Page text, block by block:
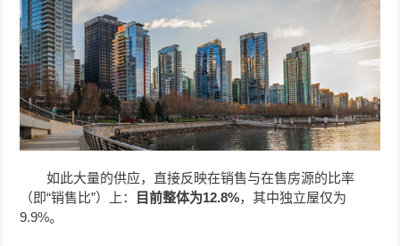
如此大量的供应，直接反映在销售与在售房源的比率
（即“销售比”）上：
目前整体为12.8%，其中独立屋仅为
9.9%。